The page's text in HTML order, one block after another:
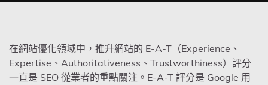
在網站優化領域中，推升網站的 E-A-T（Experience、
Expertise、Authoritativeness、Trustworthiness）評分
一直是 SEO 從業者的重點關注。E-A-T 評分是 Google 用